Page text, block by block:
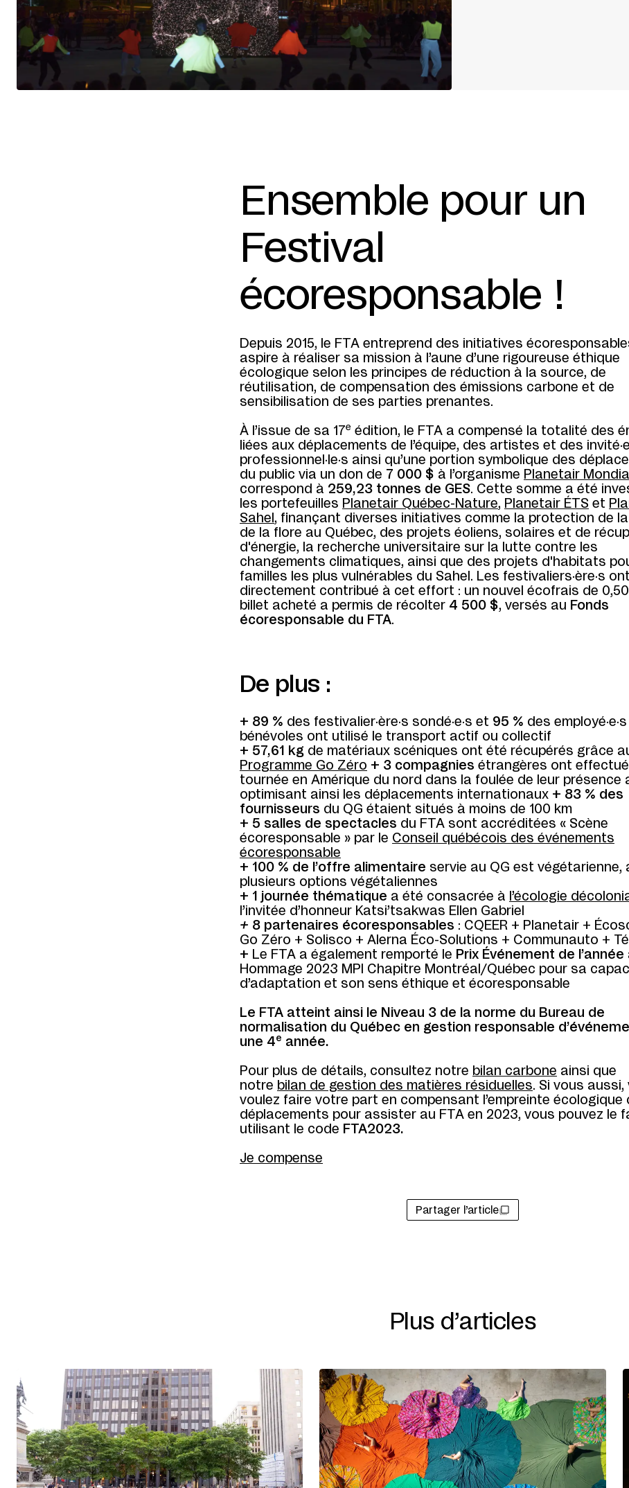
Ensemble pour un
Festival
écoresponsable !
Depuis 2015, le FTA entreprend des initiatives
aspire à réaliser sa mission à l’aune d’une rigoureuse éthique
écologique selon les principes de réduction à la source, de
réutilisation, de compensation des émissions carbone et de
sensibilisation de ses parties prenantes.
À l’issue de sa 17e édition, le FTA a compensé la totalité des
liées aux déplacements de l’équipe, des artistes et des
professionnel·le·s ainsi qu’une portion symbolique des
du public via un don de 7 000 $ à l’organisme Planetair Mondial
correspond à 259,23 tonnes de GES. Cette somme a été
les portefeuilles Planetair Québec-Nature, Planetair ÉTS et
Sahel , finançant diverses initiatives comme la protection de
de la flore au Québec, des projets éoliens, solaires et de
d'énergie, la recherche universitaire sur la lutte contre les
changements climatiques, ainsi que des projets d'habitats
familles les plus vulnérables du Sahel. Les festivaliers·ère·s ont
directement contribué à cet effort : un nouvel écofrais de
billet acheté a permis de récolter 4 500 $, versés au Fonds
écoresponsable du FTA.
De plus :
+ 89 % des festivalier·ère·s sondé·e·s et 95 % des
bénévoles ont utilisé le transport actif ou collectif
+ 57,61 kg de matériaux scéniques ont été récupérés grâce
Programme Go Zéro + 3 compagnies étrangères ont
tournée en Amérique du nord dans la foulée de leur présence
optimisant ainsi les déplacements internationaux + 83 % des
fournisseurs du QG étaient situés à moins de 100 km
+ 5 salles de spectacles du FTA sont accréditées « Scène
écoresponsable » par le Conseil québécois des événements
écoresponsable
+ 100 % de l’offre alimentaire servie au QG est végétarienne,
plusieurs options végétaliennes
+ 1 journée thématique a été consacrée à l’écologie
l’invitée d’honneur Katsi’tsakwas Ellen Gabriel
+ 8 partenaires écoresponsables : CQEER + Planetair +
Go Zéro + Solisco + Alerna Éco-Solutions + Communauto +
+ Le FTA a également remporté le Prix Événement de l’année
Hommage 2023 MPI Chapitre Montréal/Québec pour sa
d’adaptation et son sens éthique et écoresponsable
Le FTA atteint ainsi le Niveau 3 de la norme du Bureau de
normalisation du Québec en gestion responsable
une 4e année.
Pour plus de détails, consultez notre bilan carbone ainsi que
notre bilan de gestion des matières résiduelles. Si vous aussi,
voulez faire votre part en compensant l’empreinte écologique
déplacements pour assister au FTA en 2023, vous pouvez le
utilisant le code FTA2023.
Je compense
Partager l’article
Plus d’articles